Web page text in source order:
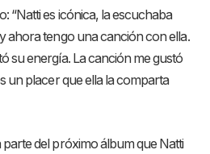
“Natti es icónica, la escuchaba
ahora tengo una canción con ella.
su energía. La canción me gustó
un placer que ella la comparta
parte del próximo álbum que Natti